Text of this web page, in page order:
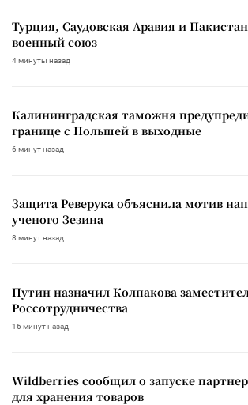
Турция, Саудовская Аравия и
военный союз
4 минуты назад
Калининградская таможня
границе с Польшей в выходные
6 минут назад
Защита Реверука объяснила мотив
ученого Зезина
8 минут назад
Путин назначил Колпакова
Россотрудничества
16 минут назад
Wildberries сообщил о запуске
для хранения товаров